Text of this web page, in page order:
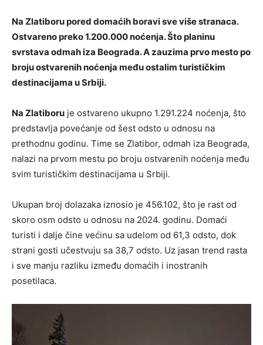
Na Zlatiboru pored domaćih boravi sve više stranaca.
Ostvareno preko 1.200.000 noćenja. Što planinu
svrstava odmah iza Beograda. A zauzima prvo mesto po
broju ostvarenih noćenja među ostalim turističkim
destinacijama u Srbiji.
Na Zlatiboru je ostvareno ukupno 1.291.224 noćenja, što
predstavlja povećanje od šest odsto u odnosu na
prethodnu godinu. Time se Zlatibor, odmah iza Beograda,
nalazi na prvom mestu po broju ostvarenih noćenja među
svim turističkim destinacijama u Srbiji.
Ukupan broj dolazaka iznosio je 456.102, što je rast od
skoro osm odsto u odnosu na 2024. godinu. Domaći
turisti i dalje čine većinu sa udelom od 61,3 odsto, dok
strani gosti učestvuju sa 38,7 odsto. Uz jasan trend rasta
i sve manju razliku između domaćih i inostranih
posetilaca.